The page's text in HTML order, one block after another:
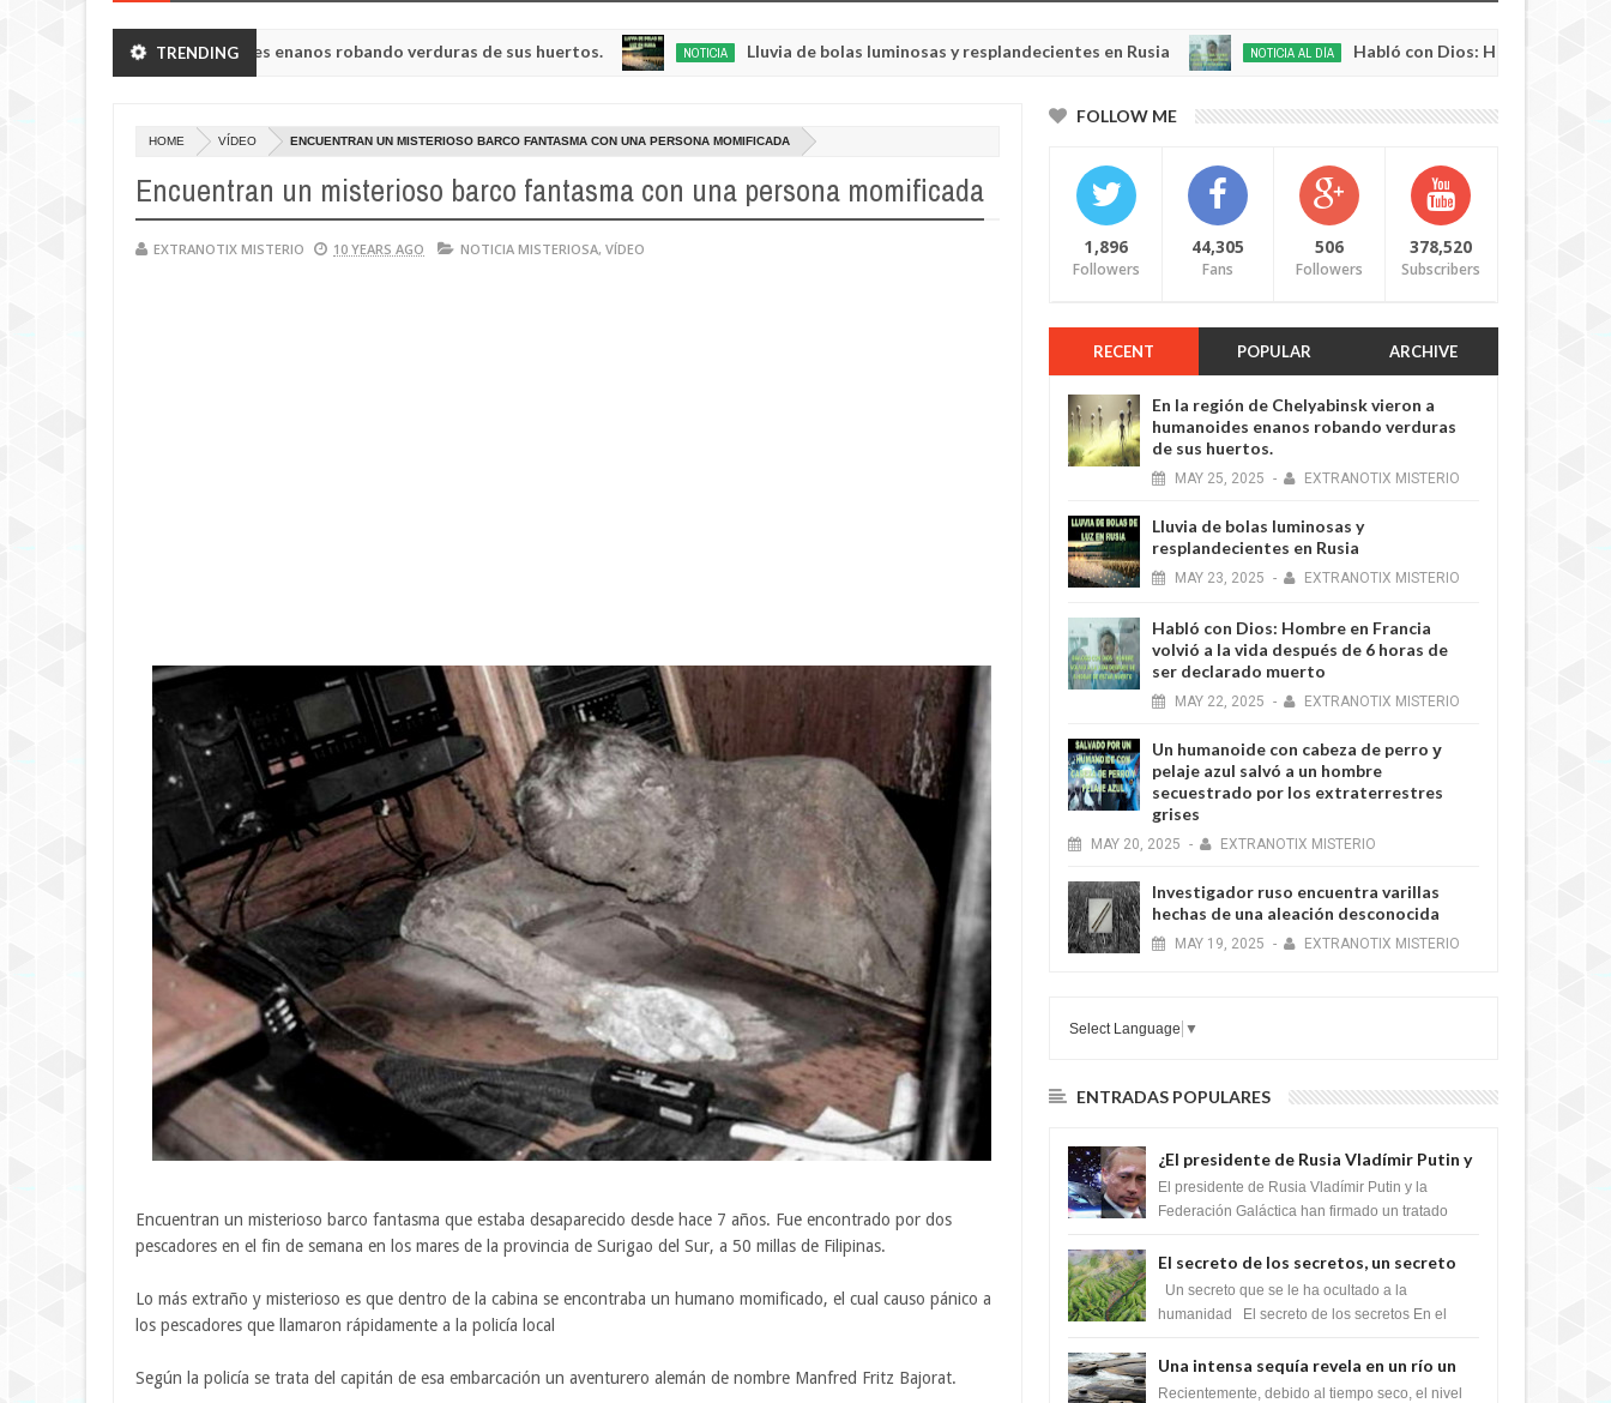
TRENDING
vieron a humanoides enanos robando verduras de sus huertos. NOTICIA Lluvia de bolas luminosas y resplandecientes en Rusia
20250
NOTICIA AL DÍA Habló con Dios: Hombre en Francia
HOME VÍDEO ENCUENTRAN UN MISTERIOSO BARCO FANTASMA CON UNA PERSONA MOMIFICADA
Encuentran un misterioso barco fantasma con una persona momificada
EXTRANOTIX MISTERIO 10 YEARS AGO NOTICIA MISTERIOSA, VÍDEO
Encuentran un misterioso barco fantasma que estaba desaparecido desde hace 7 años. Fue encontrado por dos
pescadores en el fin de semana en los mares de la provincia de Surigao del Sur, a 50 millas de Filipinas.
Lo más extraño y misterioso es que dentro de la cabina se encontraba un humano momificado, el cual causo pánico a
los pescadores que llamaron rápidamente a la policía local
Según la policía se trata del capitán de esa embarcación un aventurero alemán de nombre Manfred Fritz Bajorat.
FOLLOW ME
1,896
Followers
44,305
Fans
506
Followers
378,520
Subscribers
RECENT POPULAR ARCHIVE
En la región de Chelyabinsk vieron a
humanoides enanos robando verduras
de sus huertos.
MAY 25, 2025 - EXTRANOTIX MISTERIO
Lluvia de bolas luminosas y
resplandecientes en Rusia
MAY 23, 2025 - EXTRANOTIX MISTERIO
Habló con Dios: Hombre en Francia
volvió a la vida después de 6 horas de
ser declarado muerto
MAY 22, 2025 - EXTRANOTIX MISTERIO
Un humanoide con cabeza de perro у
pelaje azul salvó a un hombre
secuestrado por los extraterrestres
grises
MAY 20, 2025 - EXTRANOTIX MISTERIO
Investigador ruso encuentra varillas
hechas de una aleación desconocida
MAY 19, 2025 - EXTRANOTIX MISTERIO
Select Language ▼
ENTRADAS POPULARES
¿El presidente de Rusia Vladímir Putin y
la Federación Galactica han firmado un
tratado para acabar con los Sionistas?
El presidente de Rusia Vladímir Putin y la
Federación Galáctica han firmado un tratado
Si...
El secreto de los secretos, un secreto
que cambiaría por completo el destino
de la humanidad
Un secreto que se le ha ocultado a la
humanidad El secreto de los secretos En el
m...
Una intensa sequía revela en un río un
impresionante hallazgo de miles de
Recientemente, debido al tiempo seco, el nivel